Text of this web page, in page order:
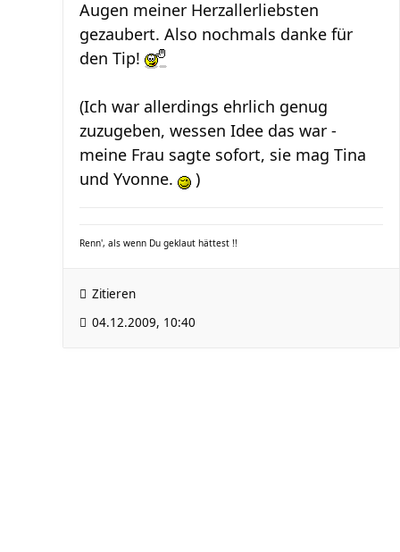
Augen meiner Herzallerliebsten
gezaubert. Also nochmals danke für
den Tip!
(Ich war allerdings ehrlich genug
zuzugeben, wessen Idee das war -
meine Frau sagte sofort, sie mag Tina
und Yvonne.
)
Renn', als wenn Du geklaut hättest !!
Zitieren
04.12.2009, 10:40